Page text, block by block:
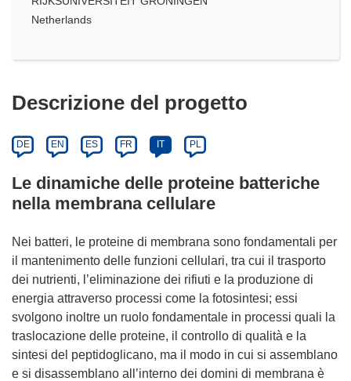
Netherlands
Descrizione del progetto
DE EN ES FR IT PL
Le dinamiche delle proteine batteriche
nella membrana cellulare
Nei batteri, le proteine di membrana sono fondamentali per
il mantenimento delle funzioni cellulari, tra cui il trasporto
dei nutrienti, l’eliminazione dei rifiuti e la produzione di
energia attraverso processi come la fotosintesi; essi
svolgono inoltre un ruolo fondamentale in processi quali la
traslocazione delle proteine, il controllo di qualità e la
sintesi del peptidoglicano, ma il modo in cui si assemblano
e si disassemblano all’interno dei domini di membrana è